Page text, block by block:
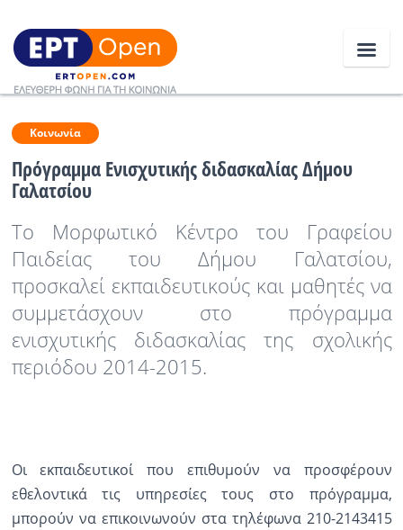
Ειδήσεις
Ελλάδα
Κοινωνία
Πολιτική
Οικονομία
Αθλητικά
Εκπομπές
Κοινωνία
Πρόγραμμα Ενισχυτικής διδασκαλίας Δήμου
Γαλατσίου
Το Μορφωτικό Κέντρο του Γραφείου
Παιδείας του Δήμου Γαλατσίου,
προσκαλεί εκπαιδευτικούς και μαθητές να
συμμετάσχουν στο πρόγραμμα
ενισχυτικής διδασκαλίας της σχολικής
περιόδου 2014-2015.
Οι εκπαιδευτικοί που επιθυμούν να προσφέρουν
εθελοντικά τις υπηρεσίες τους στο πρόγραμμα,
μπορούν να επικοινωνούν στα τηλέφωνα 210-2143415